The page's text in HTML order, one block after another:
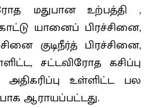
மதுபான உற்பத்தி ,
யானைப் பிரச்சினை,
குடிநீர்த் பிரச்சினை,
சட்டவிரோத கசிப்பு
உள்ளிட்ட பல
ஆராயப்பட்டது.